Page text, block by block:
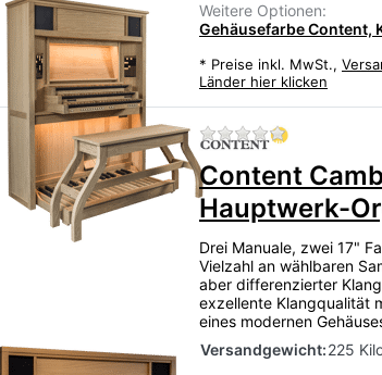
Weitere Optionen:
Gehäusefarbe Content,
* Preise inkl. MwSt.,
Länder hier klicken
Zu diesem
Content
Hauptwerk-
Drei Manuale, zwei 17"
Vielzahl an wählbaren
aber differenzierter
exzellente Klangqualität
eines modernen
Versandgewicht:225